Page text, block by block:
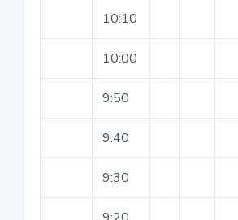
10:10
10:00
9:50
9:40
9:30